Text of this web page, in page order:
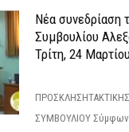
Νέα συνεδρίαση
Συμβουλίου
Τρίτη, 24
ΣΥΜΒΟΥΛΙΟΥ